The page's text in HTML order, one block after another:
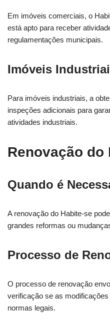
Em imóveis comerciais, o
está apto para receber
regulamentações municipais.
Imóveis
Para imóveis industriais, a
inspeções adicionais para
atividades industriais.
Renovação do
Quando é
A renovação do Habite-se
grandes reformas ou
Processo de
O processo de renovação
verificação se as
normas legais.